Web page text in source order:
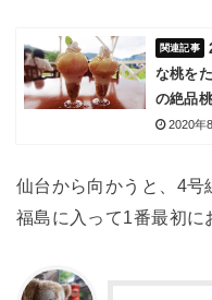
な桃を
の絶品
2020年
仙台から向かうと、4号
福島に入って1番最初に